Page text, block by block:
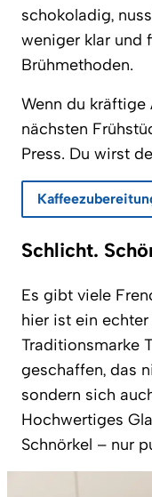
schokoladig,
weniger klar und
Brühmethoden.
Wenn du
nächsten
Press. Du wirst
Schlicht.
Es gibt viele
hier ist ein
Traditionsmarke
geschaffen, das
sondern sich
Hochwertiges
Schnörkel – nur